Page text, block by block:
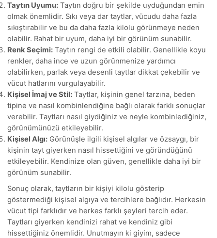
Taytın Uyumu: Taytın doğru bir şekilde uyduğundan emin
olmak önemlidir. Sıkı veya dar taytlar, vücudu daha fazla
sıkıştırabilir ve bu da daha fazla kilolu görünmeye neden
olabilir. Rahat bir uyum, daha iyi bir görünüm sunabilir.
Renk Seçimi: Taytın rengi de etkili olabilir. Genellikle koyu
renkler, daha ince ve uzun görünmenize yardımcı
olabilirken, parlak veya desenli taytlar dikkat çekebilir ve
vücut hatlarını vurgulayabilir.
Kişisel İmaj ve Stil: Taytlar, kişinin genel tarzına, beden
tipine ve nasıl kombinlendiğine bağlı olarak farklı sonuçlar
verebilir. Taytları nasıl giydiğiniz ve neyle kombinlediğiniz,
görünümünüzü etkileyebilir.
Kişisel Algı: Görünüşle ilgili kişisel algılar ve özsaygı, bir
kişinin tayt giyerken nasıl hissettiğini ve göründüğünü
etkileyebilir. Kendinize olan güven, genellikle daha iyi bir
görünüm sunabilir.
Sonuç olarak, taytların bir kişiyi kilolu gösterip
göstermediği kişisel algıya ve tercihlere bağlıdır. Herkesin
vücut tipi farklıdır ve herkes farklı şeyleri tercih eder.
Taytları giyerken kendinizi rahat ve kendiniz gibi
hissettiğiniz önemlidir. Unutmayın ki giyim, sadece